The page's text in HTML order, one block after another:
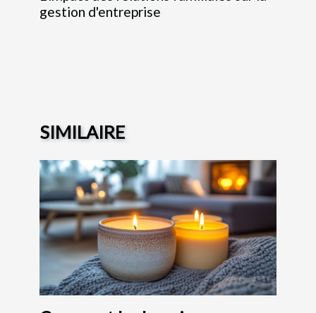
gestion d'entreprise
SIMILAIRE